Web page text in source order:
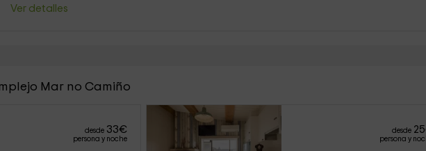
Ver detalles
Mar no Camiño
desde 33€
persona y noche
desde 25
persona y